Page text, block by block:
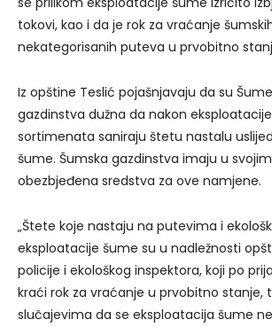
tokovi, kao i da je rok za vraćanje
nekategorisanih puteva u prvobitno
Iz opštine Teslić pojašnjavaju da su
gazdinstva dužna da nakon
sortimenata saniraju štetu nastalu
šume. Šumska gazdinstva imaju u
obezbjeđena sredstva za ove namjene.
„Štete koje nastaju na putevima i
eksploatacije šume su u nadležnosti
policije i ekološkog inspektora, koji po
kraći rok za vraćanje u prvobitno stanje,
slučajevima da se eksploatacija šume